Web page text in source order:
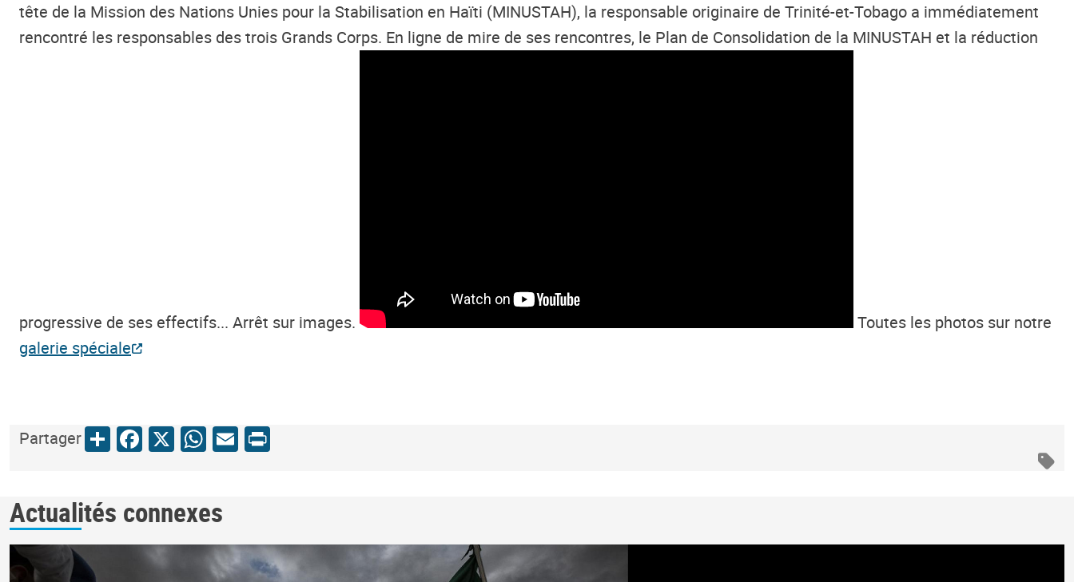
tête de la Mission des Nations Unies pour la Stabilisation en Haïti (MINUSTAH), la responsable originaire de Trinité-et-Tobago a immédiatement
rencontré les responsables des trois Grands Corps. En ligne de mire de ses rencontres, le Plan de Consolidation de la MINUSTAH et la réduction
progressive de ses effectifs... Arrêt sur images.
Toutes les photos sur notre
galerie spéciale
PartagerShareFacebook
X WhatsApp
Email
Print
Actualités connexes